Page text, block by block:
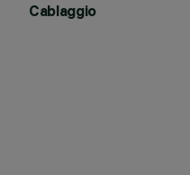
Cablaggio